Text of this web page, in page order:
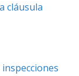
cláusula